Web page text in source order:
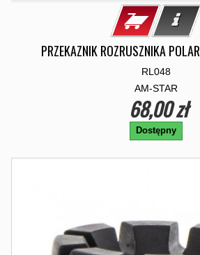
PRZEKAZNIK ROZRUSZNIKA
RL048
AM-STAR
68,00 zł
Dostępny